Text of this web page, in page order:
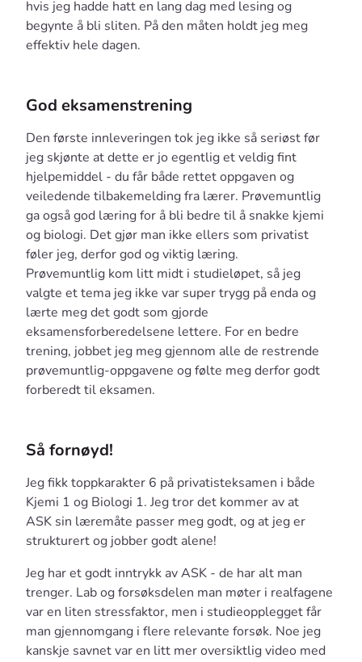
hvis jeg hadde hatt en lang dag med lesing og
begynte å bli sliten. På den måten holdt jeg meg
effektiv hele dagen.
God eksamenstrening
Den første innleveringen tok jeg ikke så seriøst før
jeg skjønte at dette er jo egentlig et veldig fint
hjelpemiddel - du får både rettet oppgaven og
veiledende tilbakemelding fra lærer. Prøvemuntlig
ga også god læring for å bli bedre til å snakke kjemi
og biologi. Det gjør man ikke ellers som privatist
føler jeg, derfor god og viktig læring.
Prøvemuntlig kom litt midt i studieløpet, så jeg
valgte et tema jeg ikke var super trygg på enda og
lærte meg det godt som gjorde
eksamensforberedelsene lettere. For en bedre
trening, jobbet jeg meg gjennom alle de restrende
prøvemuntlig-oppgavene og følte meg derfor godt
forberedt til eksamen.
Så fornøyd!
Jeg fikk toppkarakter 6 på privatisteksamen i både
Kjemi 1 og Biologi 1. Jeg tror det kommer av at
ASK sin læremåte passer meg godt, og at jeg er
strukturert og jobber godt alene!
Jeg har et godt inntrykk av ASK - de har alt man
trenger. Lab og forsøksdelen man møter i realfagene
var en liten stressfaktor, men i studieopplegget får
man gjennomgang i flere relevante forsøk. Noe jeg
kanskje savnet var en litt mer oversiktlig video med